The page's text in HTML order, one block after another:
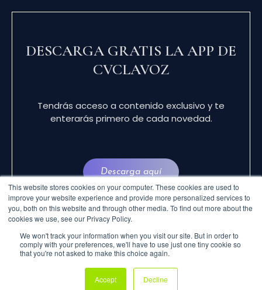
This website stores cookies on your computer. These cookies are used to
improve your website experience and provide more personalized services to
you, both on this website and through other media. To find out more about the
cookies we use, see our Privacy Policy.
We won't track your information when you visit our site. But in order to
comply with your preferences, we'll have to use just one tiny cookie so
that you're not asked to make this choice again.
Accept Decline
DESCARGA GRATIS LA APP DE
CVCLAVOZ
Tendrás acceso a contenido exclusivo y te
enterarás primero de cada novedad.
Descarga aquí
© 2024 CVCLAVOZ . TODOS LOS DERECHOS
RESERVADOS.